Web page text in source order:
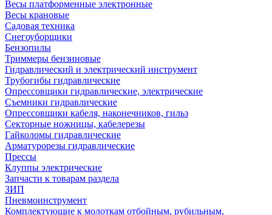
Весы платформенные электронные
Весы крановые
Садовая техника
Снегоуборщики
Бензопилы
Триммеры бензиновые
Гидравлический и электрический инструмент
Трубогибы гидравлические
Опрессовщики гидравлические, электрические
Съемники гидравлические
Опрессовщики кабеля, наконечников, гильз
Секторные ножницы, кабелерезы
Гайколомы гидравлические
Арматурорезы гидравлические
Прессы
Клуппы электрические
Запчасти к товарам раздела
ЗИП
Пневмоинструмент
Комплектующие к молоткам отбойным, рубильным,